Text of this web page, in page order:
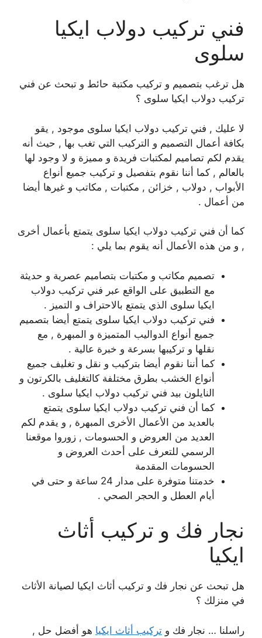
فني تركيب دولاب ايكيا
سلوى
هل ترغب بتصميم و تركيب مكتبة حائط و تبحث عن فني
تركيب دولاب ايكيا سلوى ؟
لا عليك , فني تركيب دولاب ايكيا سلوى موجود , يقو
بكافة أعمال التصميم و التركيب التي تغب بها , حيث أنه
يقدم لكم تصاميم لمكتبات فريدة و مميزة و لا وجود لها
بالعالم , كما أننا نقوم بتفصيل و تركيب جميع أنواع
الأبواب , دولاب , خزائن , مكتبات , مكاتب و غيرها أيضا
من أعمال .
كما أن فني تركيب دولاب ايكيا سلوى يتمتع بأعمال أخرى
, و من هذه الأعمال أنه يقوم بما يلي :
تصميم مكاتب و مكتبات بتصاميم عصرية و حديثة
مع التطبيق على الواقع عبر فني تركيب دولاب
ايكيا سلوى الذي يتمتع بالاحتراف و التميز .
فني تركيب دولاب ايكيا سلوى يتمتع أيضا بتصميم
جميع أنواع الدواليب المتميزة و المبهرة , مع
نقلها و تركيبها بسرعة و خبرة عالية .
كما أننا نقوم أيضا بتركيب و نقل و تغليف جميع
أنواع الخشب بطرق مختلفة كالتغليف بالكرتون و
النايلون بيد فني تركيب دولاب ايكيا سلوى .
كما أن فني تركيب دولاب ايكيا سلوى يتمتع
بالعديد من الأعمال الأخرى المبهرة , و يقدم لكم
العديد من العروض و الحسومات , زوروا موقعنا
الرسمي للتعرف على أحدث العروض و
الحسومات المقدمة
خدمتنا متوفرة على مدار 24 ساعة و حتى في
أيام العطل و الحجر الصحي .
نجار فك و تركيب أثاث
ايكيا
هل تبحث عن نجار فك و تركيب أثاث ايكيا لصيانة الأثاث
في منزلك ؟
راسلنا … نجار فك و تركيب أثاث ايكيا هو أفضل حل ,